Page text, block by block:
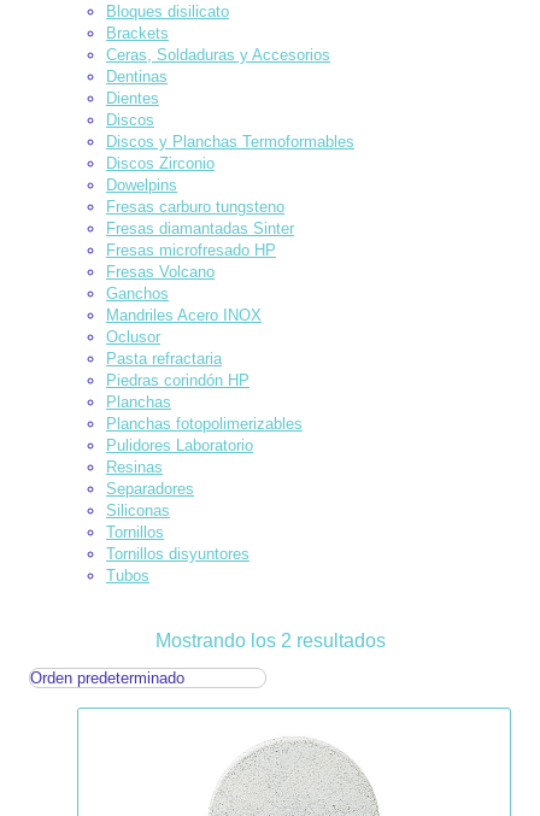
Bloques disilicato
Brackets
Ceras, Soldaduras y Accesorios
Dentinas
Dientes
Discos
Discos y Planchas Termoformables
Discos Zirconio
Dowelpins
Fresas carburo tungsteno
Fresas diamantadas Sinter
Fresas microfresado HP
Fresas Volcano
Ganchos
Mandriles Acero INOX
Oclusor
Pasta refractaria
Piedras corindón HP
Planchas
Planchas fotopolimerizables
Pulidores Laboratorio
Resinas
Separadores
Siliconas
Tornillos
Tornillos disyuntores
Tubos
Mostrando los 2 resultados